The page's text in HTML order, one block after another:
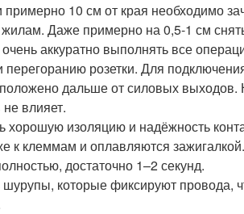
10 см от края необходимо
жилам. Даже примерно на 0,5-1 см
аккуратно выполнять все
розетки. Для
дальше от силовых
влияет.
хорошую изоляцию и надёжность
к клеммам и оплавляются
достаточно 1–2 секунд.
которые фиксируют провода,